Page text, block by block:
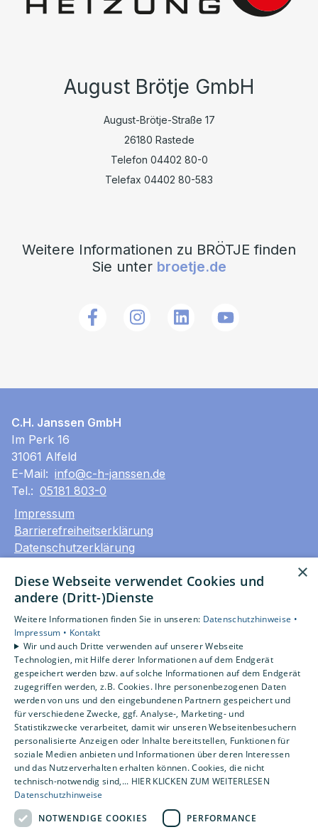
August Brötje GmbH
August-Brötje-Straße 17
26180 Rastede
Telefon 04402 80-0
Telefax 04402 80-583
Weitere Informationen zu BRÖTJE finden
Sie unter broetje.de
C.H. Janssen GmbH
Im Perk 16
31061 Alfeld
E-Mail: info@c-h-janssen.de
Tel.: 05181 803-0
Impressum
Barrierefreiheitserklärung
Datenschutzerklärung
Unsere Bereiche
Privatkunden
Gewerbekunden
Karriere
Unternehmen
Kontakt
Um externe HTML-Inhalte anzuzeigen, benötigen
wir Ihre Einwilligung.
Weitere Informationen finden Sie in unserer
Datenschutzerklärung.
Cookie-Einstellungen öffnen
×
Diese Webseite verwendet Cookies und
andere (Dritt-)Dienste
Weitere Informationen finden Sie in unseren: Datenschutzhinweise •
Impressum • Kontakt
Wir und auch Dritte verwenden auf unserer Webseite
Technologien, mit Hilfe derer Informationen auf dem Endgerät
gespeichert werden bzw. auf solche Informationen auf dem Endgerät
zugegriffen werden, z.B. Cookies. Ihre personenbezogenen Daten
werden von uns und den eingebundenen Partnern gespeichert und
für verschiedene Zwecke, ggf. Analyse-, Marketing- und
Statistikzwecke verarbeitet, damit wir unseren Webseitenbesuchern
personalisierte Anzeigen oder Inhalte bereitstellen, Funktionen für
soziale Medien anbieten und Informationen über deren Interessen
und das Nutzerverhalten erhalten können. Cookies, die nicht
technisch-notwendig sind,... HIER KLICKEN ZUM WEITERLESEN
Datenschutzhinweise
NOTWENDIGE COOKIES
PERFORMANCE